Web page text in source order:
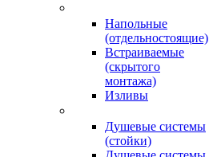
Напольные
(отдельностоящие)
Встраиваемые
(скрытого
монтажа)
Изливы
Душевые системы
(стойки)